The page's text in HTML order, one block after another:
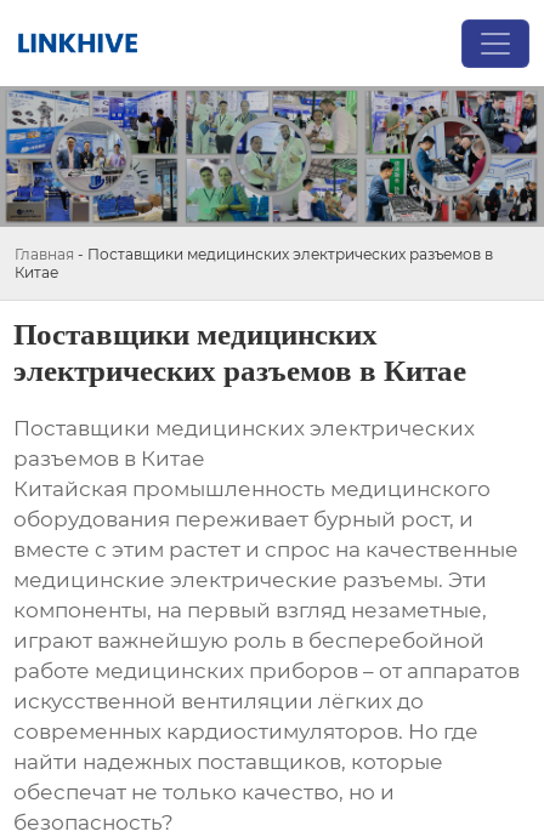
Главная - Поставщики медицинских электрических разъемов в
Китае
Поставщики медицинских
электрических разъемов в Китае
Поставщики медицинских электрических
разъемов в Китае
Китайская промышленность медицинского
оборудования переживает бурный рост, и
вместе с этим растет и спрос на качественные
медицинские электрические разъемы. Эти
компоненты, на первый взгляд незаметные,
играют важнейшую роль в бесперебойной
работе медицинских приборов – от аппаратов
искусственной вентиляции лёгких до
современных кардиостимуляторов. Но где
найти надежных поставщиков, которые
обеспечат не только качество, но и
безопасность?